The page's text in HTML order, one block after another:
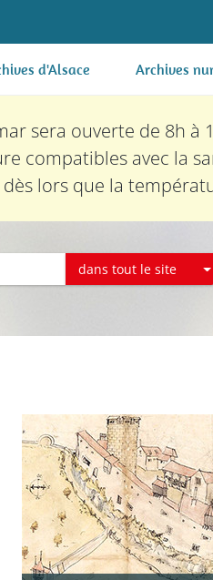
d'Alsace Archives
sera ouverte de 8h à
compatibles avec la
lors que la
dans tout le site